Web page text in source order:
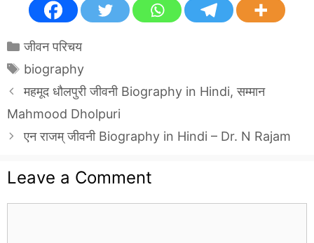
Categories
जीवन परिचय
Tags
biography
महमूद धौलपुरी जीवनी Biography in Hindi, सम्मान
Mahmood Dholpuri
एन राजम् जीवनी Biography in Hindi – Dr. N Rajam
Leave a Comment